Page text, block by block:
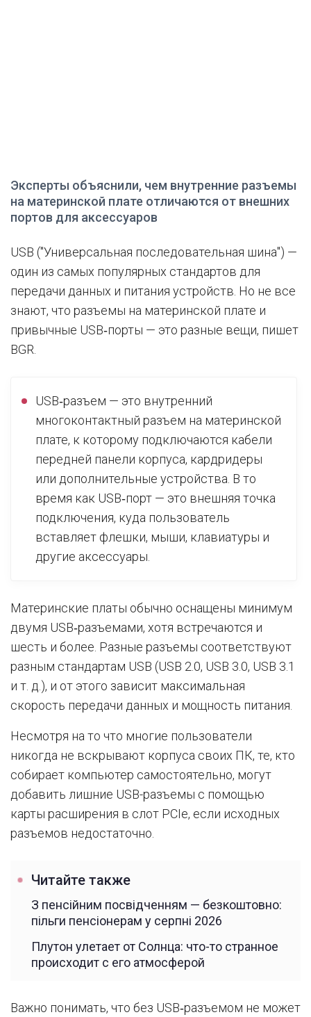
Эксперты объяснили, чем внутренние разъемы
на материнской плате отличаются от внешних
портов для аксессуаров
USB ("Универсальная последовательная шина") —
один из самых популярных стандартов для
передачи данных и питания устройств. Но не все
знают, что разъемы на материнской плате и
привычные USB‑порты — это разные вещи, пишет
BGR.
USB‑разъем — это внутренний
многоконтактный разъем на материнской
плате, к которому подключаются кабели
передней панели корпуса, кардридеры
или дополнительные устройства. В то
время как USB‑порт — это внешняя точка
подключения, куда пользователь
вставляет флешки, мыши, клавиатуры и
другие аксессуары.
Материнские платы обычно оснащены минимум
двумя USB‑разъемами, хотя встречаются и
шесть и более. Разные разъемы соответствуют
разным стандартам USB (USB 2.0, USB 3.0, USB 3.1
и т. д.), и от этого зависит максимальная
скорость передачи данных и мощность питания.
Несмотря на то что многие пользователи
никогда не вскрывают корпуса своих ПК, те, кто
собирает компьютер самостоятельно, могут
добавить лишние USB-разъемы с помощью
карты расширения в слот PCIe, если исходных
разъемов недостаточно.
Читайте также
З пенсійним посвідченням — безкоштовно:
пільги пенсіонерам у серпні 2026
Плутон улетает от Солнца: что-то странное
происходит с его атмосферой
Важно понимать, что без USB‑разъемом не может